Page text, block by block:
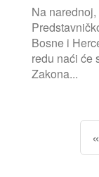
Na
Bosne i
redu naći će
Zakona...
«